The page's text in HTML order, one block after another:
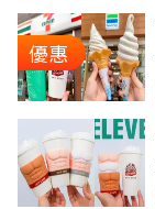
優惠